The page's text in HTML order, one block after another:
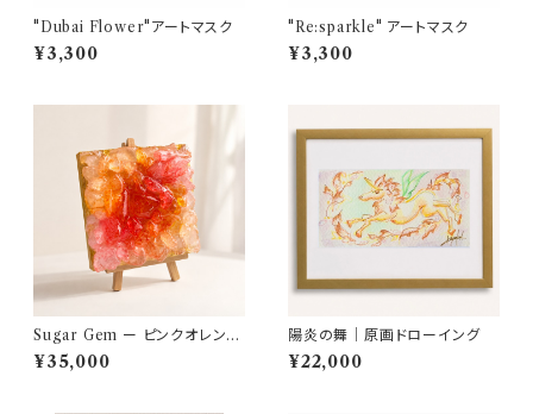
"Dubai Flower"アートマスク
¥3,300
"Re:sparkle" アートマスク
¥3,300
Sugar Gem ー ピンクオレンジ
ー｜お砂糖の宝石
¥35,000
陽炎の舞｜原画ドローイング
¥22,000